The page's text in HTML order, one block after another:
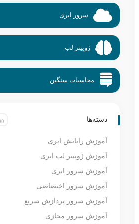
سرور ابری
ژوپیتر لب
محاسبات سنگین
دسته‌ها
آموزش رایانش ابری
آموزش ژوپیتر لب ابری
آموزش سرور ابری
آموزش سرور اختصاصی
آموزش سرور پردازش سریع
آموزش سرور مجازی